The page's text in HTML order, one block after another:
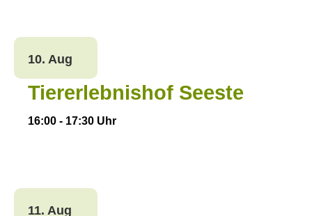
Tiererlebnishof Seeste
16:00 - 17:30 Uhr
10. Aug
11. Aug